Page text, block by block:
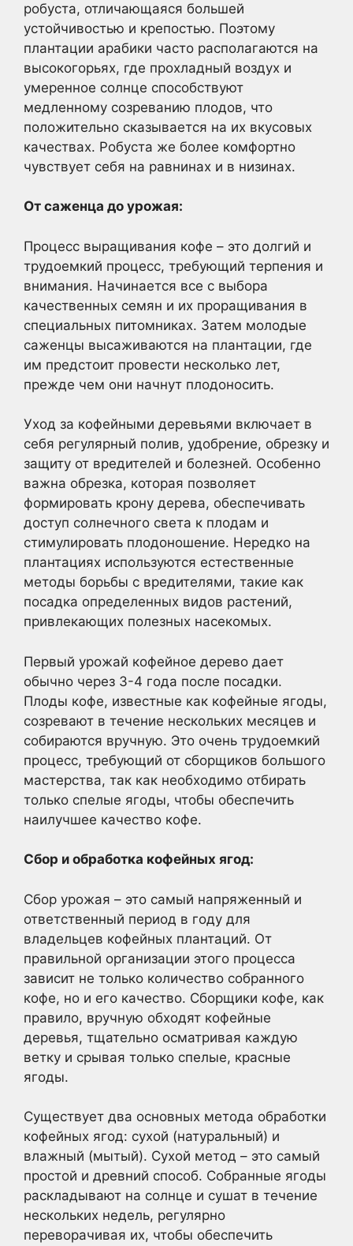
робуста, отличающаяся большей
устойчивостью и крепостью. Поэтому
плантации арабики часто располагаются на
высокогорьях, где прохладный воздух и
умеренное солнце способствуют
медленному созреванию плодов, что
положительно сказывается на их вкусовых
качествах. Робуста же более комфортно
чувствует себя на равнинах и в низинах.
От саженца до урожая:
Процесс выращивания кофе – это долгий и
трудоемкий процесс, требующий терпения и
внимания. Начинается все с выбора
качественных семян и их проращивания в
специальных питомниках. Затем молодые
саженцы высаживаются на плантации, где
им предстоит провести несколько лет,
прежде чем они начнут плодоносить.
Уход за кофейными деревьями включает в
себя регулярный полив, удобрение, обрезку и
защиту от вредителей и болезней. Особенно
важна обрезка, которая позволяет
формировать крону дерева, обеспечивать
доступ солнечного света к плодам и
стимулировать плодоношение. Нередко на
плантациях используются естественные
методы борьбы с вредителями, такие как
посадка определенных видов растений,
привлекающих полезных насекомых.
Первый урожай кофейное дерево дает
обычно через 3-4 года после посадки.
Плоды кофе, известные как кофейные ягоды,
созревают в течение нескольких месяцев и
собираются вручную. Это очень трудоемкий
процесс, требующий от сборщиков большого
мастерства, так как необходимо отбирать
только спелые ягоды, чтобы обеспечить
наилучшее качество кофе.
Сбор и обработка кофейных ягод:
Сбор урожая – это самый напряженный и
ответственный период в году для
владельцев кофейных плантаций. От
правильной организации этого процесса
зависит не только количество собранного
кофе, но и его качество. Сборщики кофе, как
правило, вручную обходят кофейные
деревья, тщательно осматривая каждую
ветку и срывая только спелые, красные
ягоды.
Существует два основных метода обработки
кофейных ягод: сухой (натуральный) и
влажный (мытый). Сухой метод – это самый
простой и древний способ. Собранные ягоды
раскладывают на солнце и сушат в течение
нескольких недель, регулярно
переворачивая их, чтобы обеспечить